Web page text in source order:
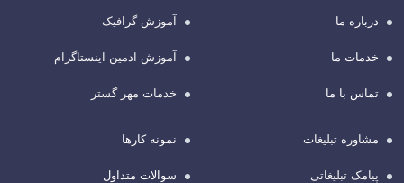
درباره ما
خدمات ما
تماس با ما
آموزش گرافیک
آموزش ادمین اینستاگرام
خدمات مهر گستر
مشاوره تبلیغات
پیامک تبلیغاتی
نمونه کارها
سوالات متداول